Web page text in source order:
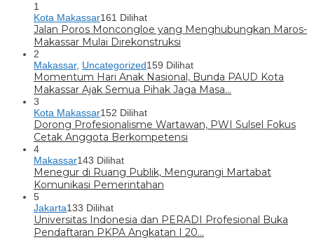
1
Kota Makassar161 Dilihat
Jalan Poros Moncongloe yang Menghubungkan Maros-
Makassar Mulai Direkonstruksi
2
Makassar, Uncategorized159 Dilihat
Momentum Hari Anak Nasional, Bunda PAUD Kota
Makassar Ajak Semua Pihak Jaga Masa…
3
Kota Makassar152 Dilihat
Dorong Profesionalisme Wartawan, PWI Sulsel Fokus
Cetak Anggota Berkompetensi
4
Makassar143 Dilihat
Menegur di Ruang Publik, Mengurangi Martabat
Komunikasi Pemerintahan
5
Jakarta133 Dilihat
Universitas Indonesia dan PERADI Profesional Buka
Pendaftaran PKPA Angkatan I 20…